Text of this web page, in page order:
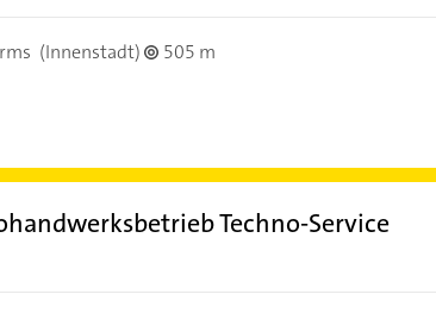
(Innenstadt)
505 m
Techno-Service